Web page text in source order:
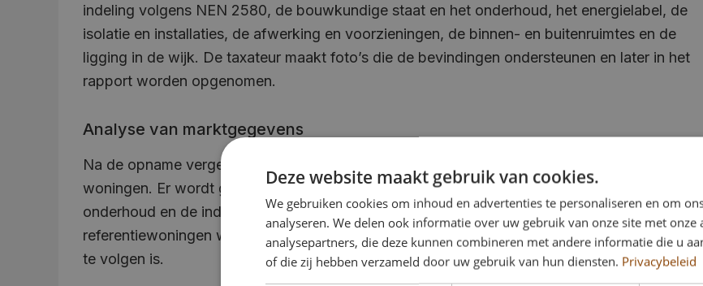
indeling volgens NEN 2580, de bouwkundige staat en het onderhoud, het energielabel, de
isolatie en installaties, de afwerking en voorzieningen, de binnen- en buitenruimtes en de
ligging in de wijk. De taxateur maakt foto’s die de bevindingen ondersteunen en later in het
rapport worden opgenomen.
Analyse van marktgegevens
Na de opname vergelijkt de taxateur de woning met recente en goed vergelijkbare verkochte
woningen. Er wordt gekeken naar transactiedata, verkoopprijzen, ligging en buurt, staat van
onderhoud en de indeling, oppervlaktes en afwerking. Verschillen tussen uw woning en de
referentiewoningen worden benoemd en meegewogen, zodat de uiteindelijke waarde logisch
te volgen is.
Deze website maakt gebruik van cookies.
We gebruiken cookies om inhoud en advertenties te personaliseren en om
analyseren. We delen ook informatie over uw gebruik van onze site met onze
analysepartners, die deze kunnen combineren met andere informatie die u
of die zij hebben verzameld door uw gebruik van hun diensten. Privacybeleid